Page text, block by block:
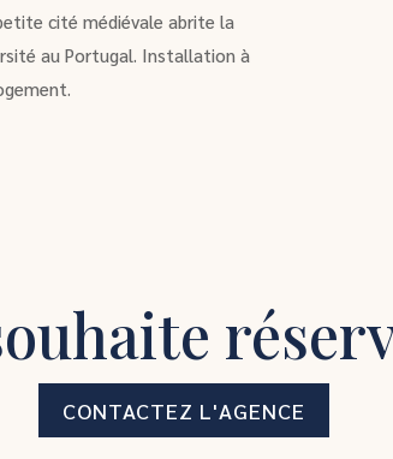
cité médiévale abrite la
au Portugal. Installation à
CONTACTEZ L'AGENCE